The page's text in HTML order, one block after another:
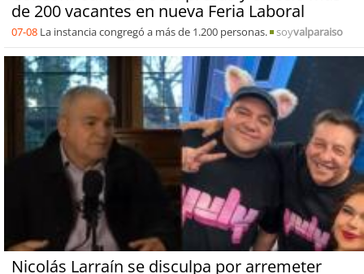
de 200 vacantes en nueva Feria Laboral
07-08 La instancia congregó a más de 1.200 personas. soyvalparaiso
Nicolás Larraín se disculpa por arremeter